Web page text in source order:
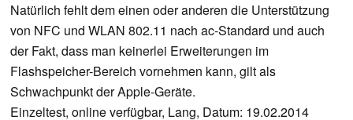
Natürlich fehlt dem einen oder anderen die Unterstützung
von NFC und WLAN 802.11 nach ac-Standard und auch
der Fakt, dass man keinerlei Erweiterungen im
Flashspeicher-Bereich vornehmen kann, gilt als
Schwachpunkt der Apple-Geräte.
Einzeltest, online verfügbar, Lang, Datum: 19.02.2014